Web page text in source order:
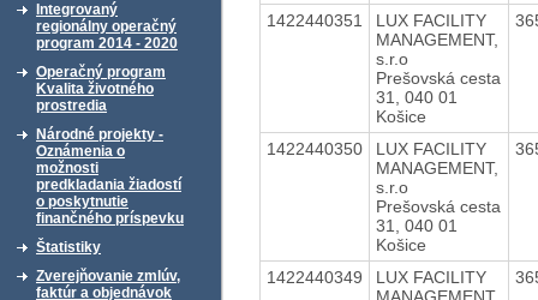
Integrovaný
regionálny operačný
program 2014 - 2020
Operačný program
Kvalita životného
prostredia
Národné projekty -
Oznámenia o
možnosti
predkladania žiadostí
o poskytnutie
finančného príspevku
Štatistiky
Zverejňovanie zmlúv,
faktúr a objednávok
1422440351
LUX FACILITY
MANAGEMENT,
s.r.o
Prešovská cesta
31, 040 01
Košice
1422440350
LUX FACILITY
MANAGEMENT,
s.r.o
Prešovská cesta
31, 040 01
Košice
1422440349
LUX FACILITY